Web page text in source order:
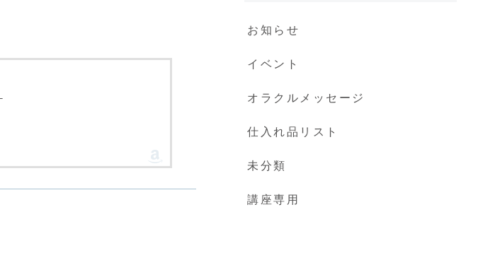
お知らせ
イベント
オラクルメッセージ
仕入れ品リスト
未分類
講座専用